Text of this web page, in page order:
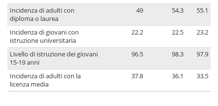
Incidenza di adulti con
diploma o laurea
49 54.3 55.1
Incidenza di giovani con
istruzione universitaria
22.2 22.5 23.2
Livello di istruzione dei giovani
15-19 anni
96.5 98.3 97.9
Incidenza di adulti con la
licenza media
37.8 36.1 33.5